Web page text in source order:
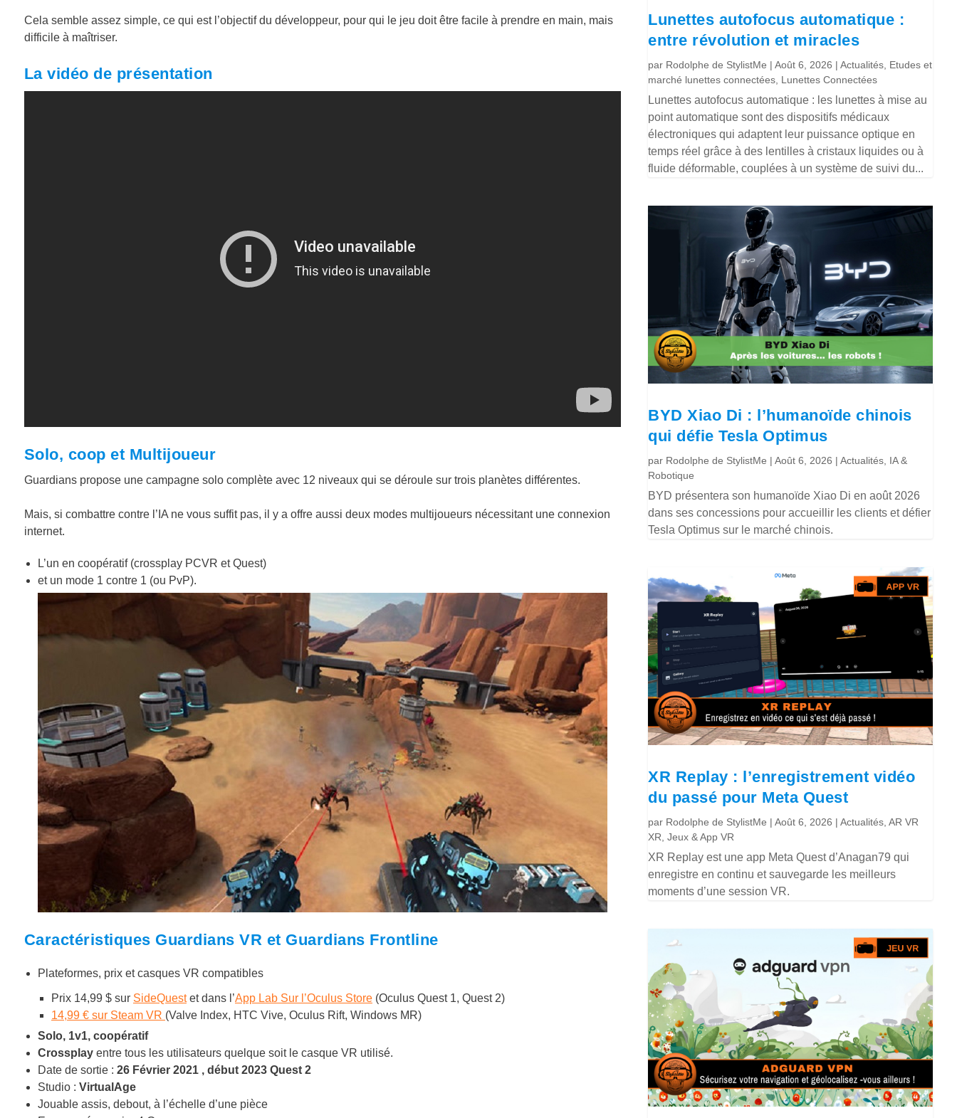
Cela semble assez simple, ce qui est l’objectif du développeur, pour qui le jeu doit être facile à prendre en main, mais
difficile à maîtriser.
La vidéo de présentation
Solo, coop et Multijoueur
Guardians propose une campagne solo complète avec 12 niveaux qui se déroule sur trois planètes différentes.
Mais, si combattre contre l’IA ne vous suffit pas, il y a offre aussi deux modes multijoueurs nécessitant une connexion
internet.
L’un en coopératif (crossplay PCVR et Quest)
et un mode 1 contre 1 (ou PvP).
Caractéristiques Guardians VR et Guardians Frontline
Plateformes, prix et casques VR compatibles
Prix 14,99 $ sur SideQuestet dans l’App Lab Sur l’Oculus Store(Oculus Quest 1, Quest 2)
14,99 € sur Steam VR (Valve Index, HTC Vive, Oculus Rift, Windows MR)
Solo, 1v1, coopératif
Crossplay entre tous les utilisateurs quelque soit le casque VR utilisé.
Date de sortie : 26 Février 2021 , début 2023 Quest 2
Studio : VirtualAge
Jouable assis, debout, à l’échelle d’une pièce
Lunettes autofocus automatique :
entre révolution et miracles
par Rodolphe de StylistMe |Août 6, 2026 |Actualités Etudes et
marché lunettes connectées Lunettes Connectées
Lunettes autofocus automatique : les lunettes à mise au
point automatique sont des dispositifs médicaux
électroniques qui adaptent leur puissance optique en
temps réel grâce à des lentilles à cristaux liquides ou à
fluide déformable, couplées à un système de suivi du...
BYD Xiao Di : l’humanoïde chinois
qui défie Tesla Optimus
par Rodolphe de StylistMe |Août 6, 2026 |Actualités IA &
Robotique
BYD présentera son humanoïde Xiao Di en août 2026
dans ses concessions pour accueillir les clients et défier
Tesla Optimus sur le marché chinois.
XR Replay : l’enregistrement vidéo
du passé pour Meta Quest
par Rodolphe de StylistMe |Août 6, 2026 |Actualités ,AR VR
XR ,Jeux & App VR
XR Replay est une app Meta Quest d’Anagan79 qui
enregistre en continu et sauvegarde les meilleurs
moments d’une session VR.